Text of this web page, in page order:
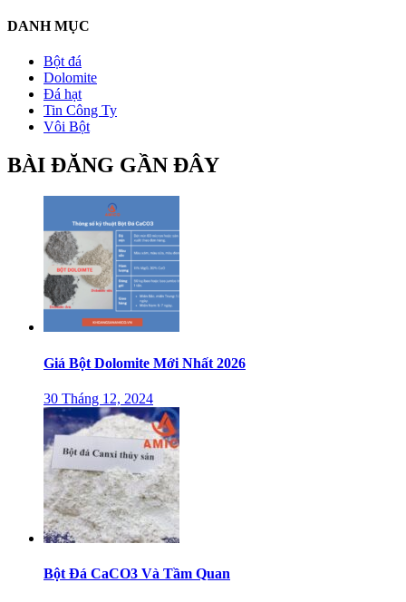
DANH MỤC
Bột đá
Dolomite
Đá hạt
Tin Công Ty
Vôi Bột
BÀI ĐĂNG GẦN ĐÂY
Giá Bột Dolomite Mới Nhất 2026
30 Tháng 12, 2024
Bột Đá CaCO3 Và Tầm Quan